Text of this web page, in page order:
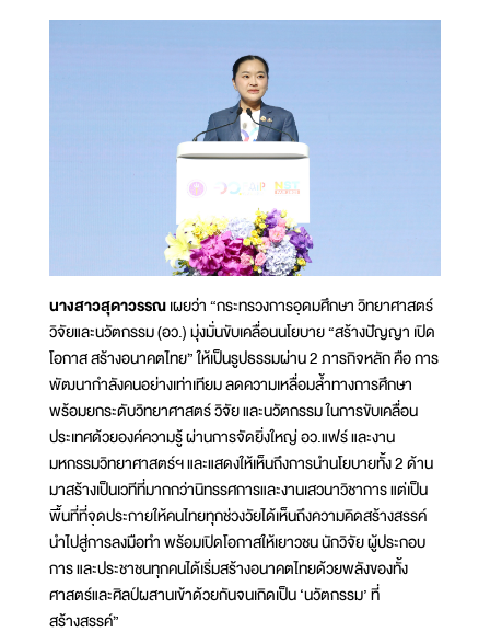
นางสาวสุดาวรรณเผยว่า “กระทรวงการอุดมศึกษา วิทยาศาสตร์
วิจัยและนวัตกรรม (อว.) มุ่งมั่นขับเคลื่อนนโยบาย “สร้างปัญญา เปิด
โอกาส สร้างอนาคตไทย” ให้เป็นรูปธรรมผ่าน 2 ภารกิจหลัก คือ การ
พัฒนากำลังคนอย่างเท่าเทียม ลดความเหลื่อมล้ำทางการศึกษา
พร้อมยกระดับวิทยาศาสตร์ วิจัย และนวัตกรรม ในการขับเคลื่อน
ประเทศด้วยองค์ความรู้ ผ่านการจัดยิ่งใหญ่ อว.แฟร์ และงาน
มหกรรมวิทยาศาสตร์ฯ และแสดงให้เห็นถึงการนำนโยบายทั้ง 2 ด้าน
มาสร้างเป็นเวทีที่มากกว่านิทรรศการและงานเสวนาวิชาการ แต่เป็น
พื้นที่ที่จุดประกายให้คนไทยทุกช่วงวัยได้เห็นถึงความคิดสร้างสรรค์
นำไปสู่การลงมือทำ พร้อมเปิดโอกาสให้เยาวชน นักวิจัย ผู้ประกอบ
การ และประชาชนทุกคนได้เริ่มสร้างอนาคตไทยด้วยพลังของทั้ง
ศาสตร์และศิลป์ผสานเข้าด้วยกันจนเกิดเป็น ‘นวัตกรรม’ ที่
สร้างสรรค์”